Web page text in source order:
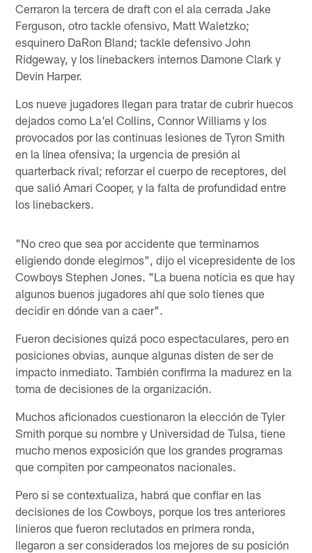
Cerraron la tercera de draft con el ala cerrada Jake
Ferguson, otro tackle ofensivo, Matt Waletzko;
esquinero DaRon Bland; tackle defensivo John
Ridgeway, y los linebackers internos Damone Clark y
Devin Harper.
Los nueve jugadores llegan para tratar de cubrir huecos
dejados como La'el Collins, Connor Williams y los
provocados por las continuas lesiones de Tyron Smith
en la línea ofensiva; la urgencia de presión al
quarterback rival; reforzar el cuerpo de receptores, del
que salió Amari Cooper, y la falta de profundidad entre
los linebackers.
"No creo que sea por accidente que terminamos
eligiendo donde elegimos", dijo el vicepresidente de los
Cowboys Stephen Jones. "La buena noticia es que hay
algunos buenos jugadores ahí que solo tienes que
decidir en dónde van a caer".
Fueron decisiones quizá poco espectaculares, pero en
posiciones obvias, aunque algunas disten de ser de
impacto inmediato. También confirma la madurez en la
toma de decisiones de la organización.
Muchos aficionados cuestionaron la elección de Tyler
Smith porque su nombre y Universidad de Tulsa, tiene
mucho menos exposición que los grandes programas
que compiten por campeonatos nacionales.
Pero si se contextualiza, habrá que confiar en las
decisiones de los Cowboys, porque los tres anteriores
linieros que fueron reclutados en primera ronda,
llegaron a ser considerados los mejores de su posición